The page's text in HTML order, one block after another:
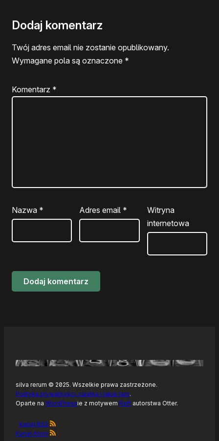
Dodaj komentarz
Twój adres email nie zostanie opublikowany.
Wymagane pola są oznaczone *
Komentarz *
Nazwa * Adres email *
Witryna
internetowa
silva rerum © 2025. Wszelkie prawa zastrzeżone.
Polityka prywatności, ciastka i takie tam.
Oparte na WordPressie z motywem Raft autorstwa Otter.
Kanał RSS
Kanał Atom